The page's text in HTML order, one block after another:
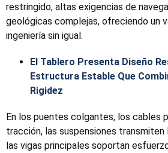
restringido, altas exigencias de
geológicas complejas, ofreciendo un
ingeniería sin igual.
El Tablero Presenta Diseño
Estructura Estable Que
Rigidez
En los puentes colgantes, los cables
tracción, las suspensiones
las vigas principales soportan